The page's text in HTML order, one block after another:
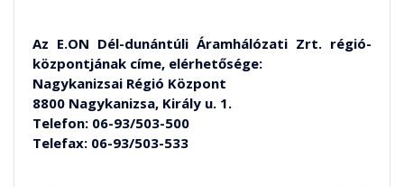
Az E.ON Dél-dunántúli Áramhálózati Zrt. régió-
központjának címe, elérhetősége:
Nagykanizsai Régió Központ
8800 Nagykanizsa, Király u. 1.
Telefon: 06-93/503-500
Telefax: 06-93/503-533